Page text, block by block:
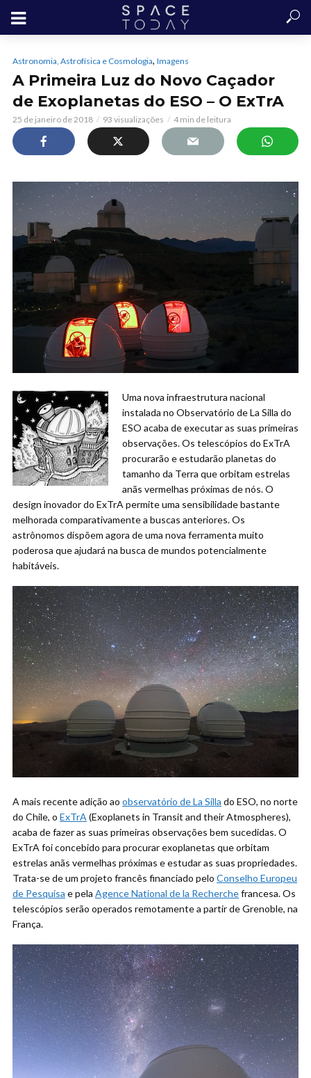
Astronomia, Astrofísica e Cosmologia, Imagens
A Primeira Luz do Novo Caçador
de Exoplanetas do ESO – O ExTrA
25 de janeiro de 2018 93 visualizações 4 min de leitura
Uma nova infraestrutura nacional
instalada no Observatório de La Silla do
ESO acaba de executar as suas primeiras
observações. Os telescópios do ExTrA
procurarão e estudarão planetas do
tamanho da Terra que orbitam estrelas
anãs vermelhas próximas de nós. O
design inovador do ExTrA permite uma sensibilidade bastante
melhorada comparativamente a buscas anteriores. Os
astrônomos dispõem agora de uma nova ferramenta muito
poderosa que ajudará na busca de mundos potencialmente
habitáveis.
A mais recente adição ao observatório de La Silla do ESO, no norte
do Chile, o ExTrA (Exoplanets in Transit and their Atmospheres),
acaba de fazer as suas primeiras observações bem sucedidas. O
ExTrA foi concebido para procurar exoplanetas que orbitam
estrelas anãs vermelhas próximas e estudar as suas propriedades.
Trata-se de um projeto francês financiado pelo Conselho Europeu
de Pesquisa e pela Agence National de la Recherchefrancesa. Os
telescópios serão operados remotamente a partir de Grenoble, na
França.